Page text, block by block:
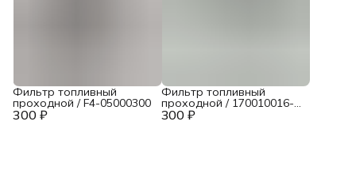
300 ₽
Фильтр топливный
проходной / F4-05000300
300 ₽
Фильтр топливный
проходной / 170010016-
0001